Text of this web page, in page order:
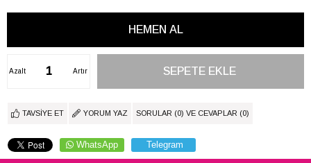
Artır
Azalt
TAVSIYE ET YORUM YAZ SORULAR (0) VE CEVAPLAR (0)
WhatsApp Telegram